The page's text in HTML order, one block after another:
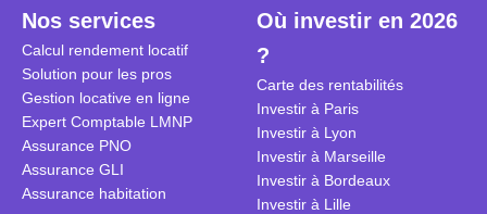
est-ce rentable ? Quels sont les
frais à prévoir ? Les différentes
conditions à remplir ?
encore ne
d’autres
Nos services
Calcul rendement locatif
Solution pour les pros
Gestion locative en ligne
Expert Comptable LMNP
Assurance PNO
Assurance GLI
Assurance habitation
Où investir en 2026
?
Carte des rentabilités
Investir à Paris
Investir à Lyon
Investir à Marseille
Investir à Bordeaux
Investir à Lille